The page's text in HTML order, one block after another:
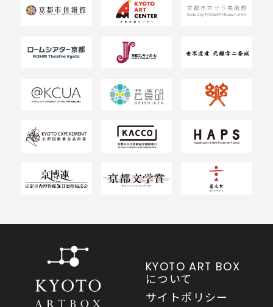
KYOTO ART BOX
について
サイトポリシー